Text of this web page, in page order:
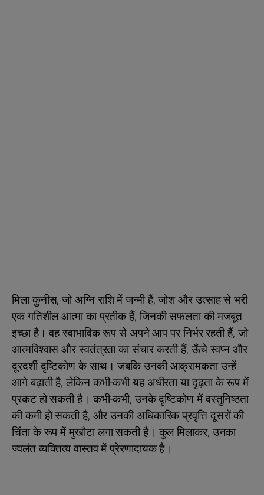
मिला कुनीस, जो अग्नि राशि में जन्मी हैं, जोश और उत्साह से भरी
एक गतिशील आत्मा का प्रतीक हैं, जिनकी सफलता की मजबूत
इच्छा है। वह स्वाभाविक रूप से अपने आप पर निर्भर रहती हैं, जो
आत्मविश्वास और स्वतंत्रता का संचार करती हैं, ऊँचे स्वप्न और
दूरदर्शी दृष्टिकोण के साथ। जबकि उनकी आक्रामकता उन्हें
आगे बढ़ाती है, लेकिन कभी-कभी यह अधीरता या दृढ़ता के रूप में
प्रकट हो सकती है। कभी-कभी, उनके दृष्टिकोण में वस्तुनिष्ठता
की कमी हो सकती है, और उनकी अधिकारिक प्रवृत्ति दूसरों की
चिंता के रूप में मुखौटा लगा सकती है। कुल मिलाकर, उनका
ज्वलंत व्यक्तित्व वास्तव में प्रेरणादायक है।